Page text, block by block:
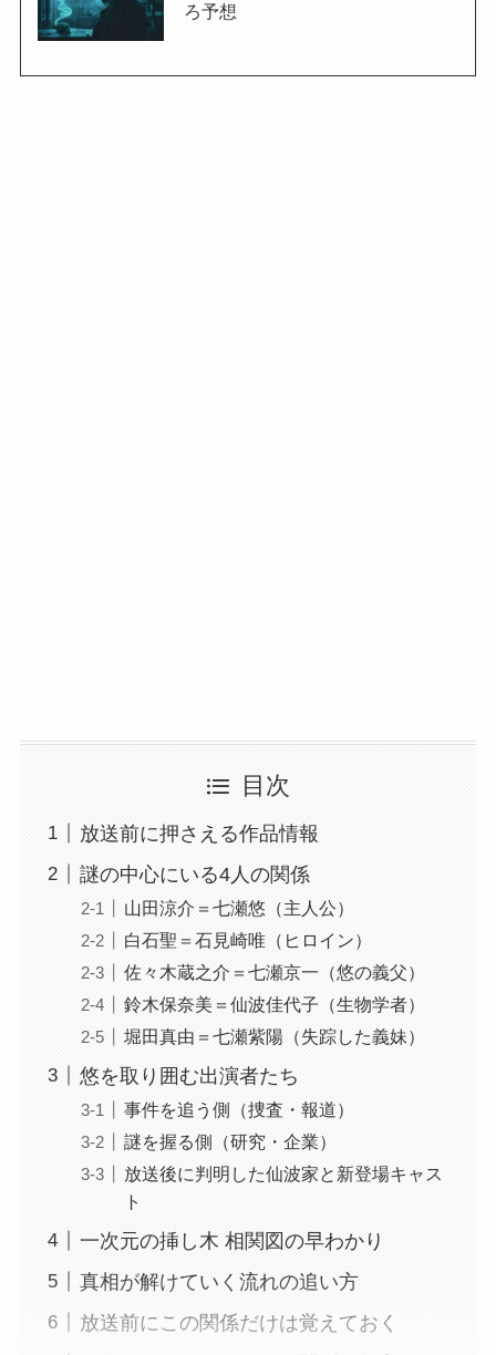
ろ予想
目次
放送前に押さえる作品情報
謎の中心にいる4人の関係
山田涼介＝七瀬悠（主人公）
白石聖＝石見崎唯（ヒロイン）
佐々木蔵之介＝七瀬京一（悠の義父）
鈴木保奈美＝仙波佳代子（生物学者）
堀田真由＝七瀬紫陽（失踪した義妹）
悠を取り囲む出演者たち
事件を追う側（捜査・報道）
謎を握る側（研究・企業）
放送後に判明した仙波家と新登場キャス
ト
一次元の挿し木 相関図の早わかり
真相が解けていく流れの追い方
放送前にこの関係だけは覚えておく